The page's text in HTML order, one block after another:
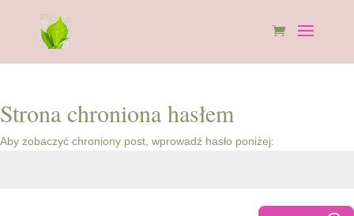
Strona chroniona hasłem
Aby zobaczyć chroniony post, wprowadź hasło poniżej: